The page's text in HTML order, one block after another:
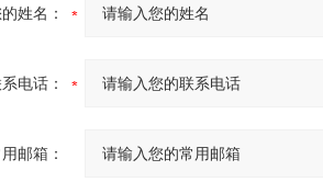
姓名：
电话：
邮箱：